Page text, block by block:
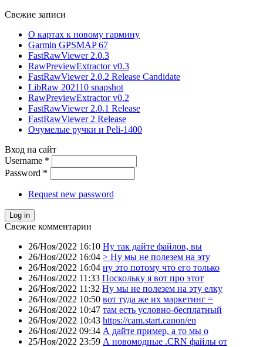
Свежие записи
О картах к новому гармину
Garmin GPSMAP 67
FastRawViewer 2.0.3
RawPreviewExtractor v0.3
FastRawViewer 2.0.2 Release Candidate
LibRaw 202110 snapshot
RawPreviewExtractor v0.2
FastRawViewer 2.0.1 Release
FastRawViewer 2 Release
Очумелые ручки и Peli-1400
Вход на сайт
Username *
Password *
Request new password
Свежие комментарии
26/Ноя/2022 16:10 Ну так дайте файлов, вы
26/Ноя/2022 16:04 > Ну мы не полезем на эту
26/Ноя/2022 16:04 ну это потому что его только
26/Ноя/2022 11:33 Поскольку я вот про этот
26/Ноя/2022 11:32 Ну мы не полезем на эту елку
26/Ноя/2022 10:50 вот туда же их маркетинг =
26/Ноя/2022 10:47 там есть условно-бесплатный
26/Ноя/2022 10:43 https://cam.start.canon/en
26/Ноя/2022 09:34 А дайте пример, а то мы о
25/Ноя/2022 23:59 А новомодные .CRN файлы от